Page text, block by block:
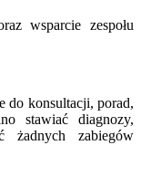
wsparcie zespołu
do konsultacji, porad,
stawiać diagnozy,
żadnych zabiegów